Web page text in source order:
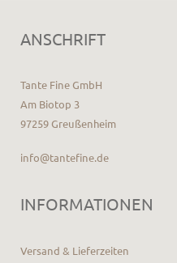
ANSCHRIFT
Tante Fine GmbH
Am Biotop 3
97259 Greußenheim
info@tantefine.de
INFORMATIONEN
Versand & Lieferzeiten